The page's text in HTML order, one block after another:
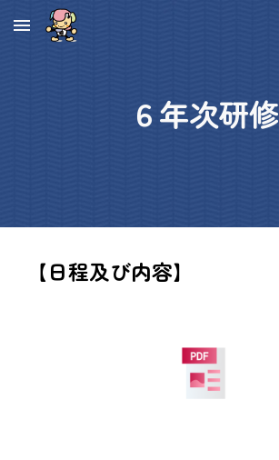
Skip to main content
６年次研修
【日程及び内容】